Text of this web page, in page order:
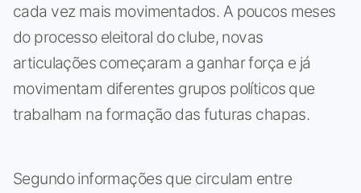
cada vez mais movimentados. A poucos meses
do processo eleitoral do clube, novas
articulações começaram a ganhar força e já
movimentam diferentes grupos políticos que
trabalham na formação das futuras chapas.
Segundo informações que circulam entre